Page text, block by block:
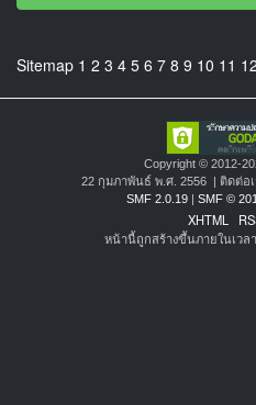
Sitemap 1 2 3 4 5 6 7 8 9 10 11 12
Copyright © 2012-
22 กุมภาพันธ์ พ.ศ. 2556 | ติดต่อเ
SMF 2.0.19
SMF ©
XHTML
หน้านี้ถูกสร้างขึ้นภายในเวล